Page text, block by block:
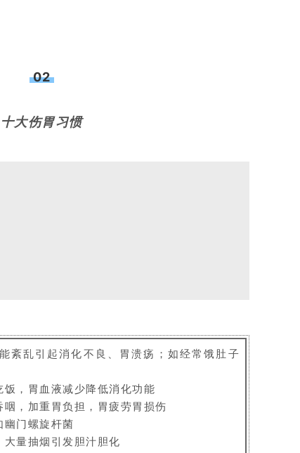
02
十大伤胃习惯
紊乱引起消化不良、胃溃疡；如经常饿肚子
，胃血液减少降低消化功能
，加重胃负担，胃疲劳胃损伤
幽门螺旋杆菌
量抽烟引发胆汁胆化